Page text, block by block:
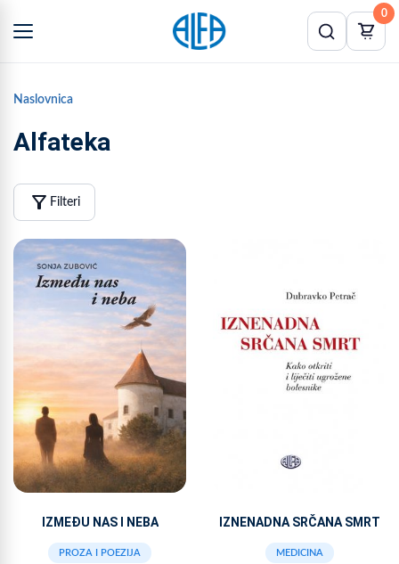
0
Naslovnica
Alfateka
filter_alt Filteri
IZMEĐU NAS I NEBA
PROZA I POEZIJA
IZNENADNA SRČANA SMRT
MEDICINA